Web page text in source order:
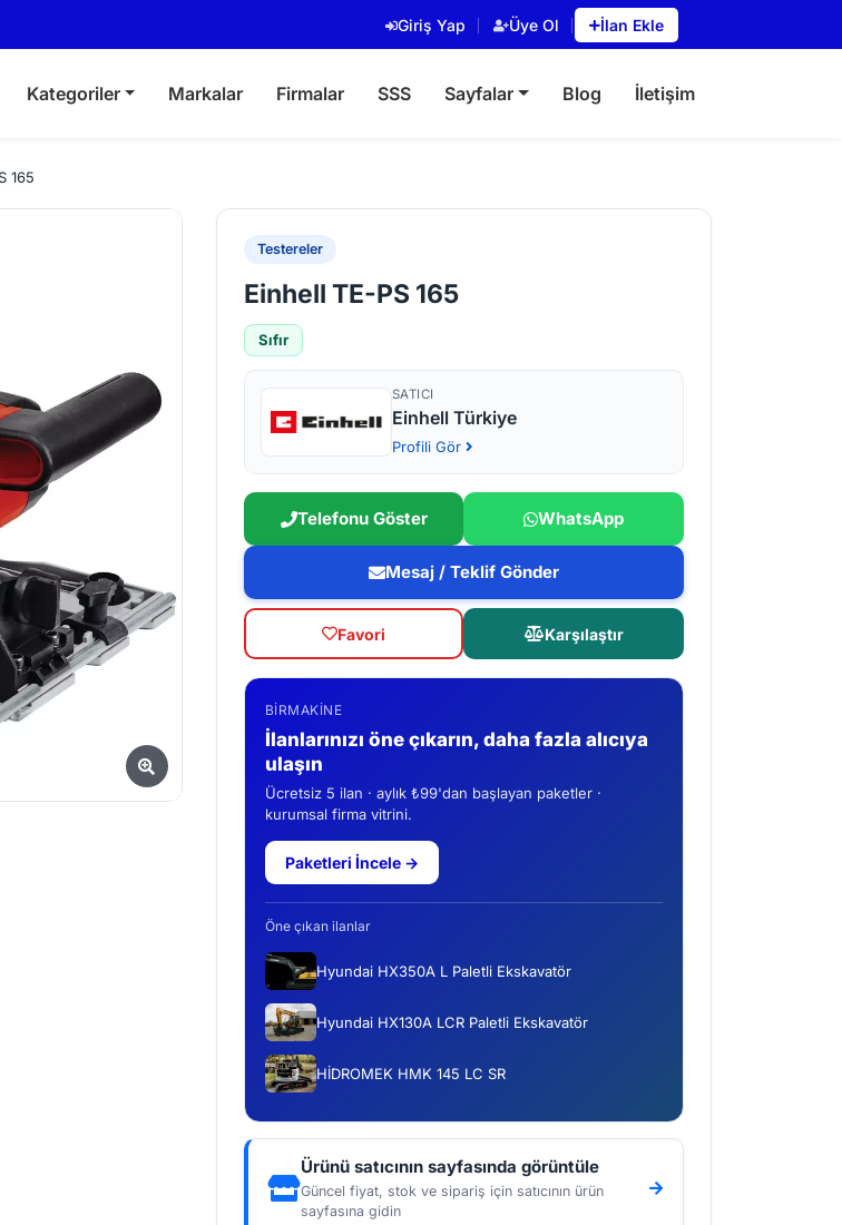
Giriş Yap Üye Ol İlan Ekle
Kategoriler Markalar Firmalar SSS Sayfalar Blog İletişim
165
Testereler
Einhell TE-PS 165
Sıfır
SATICI
Einhell Türkiye
Profili Gör
Telefonu Göster WhatsApp
Mesaj / Teklif Gönder
Favori Karşılaştır
BIRMAKINE
İlanlarınızı öne çıkarın, daha fazla alıcıya
ulaşın
Ücretsiz 5 ilan · aylık ₺99'dan başlayan paketler ·
kurumsal firma vitrini.
Paketleri İncele →
Öne çıkan ilanlar
Hyundai HX350A L Paletli Ekskavatör
Hyundai HX130A LCR Paletli Ekskavatör
HİDROMEK HMK 145 LC SR
Ürünü satıcının sayfasında görüntüle
Güncel fiyat, stok ve sipariş için satıcının ürün
sayfasına gidin